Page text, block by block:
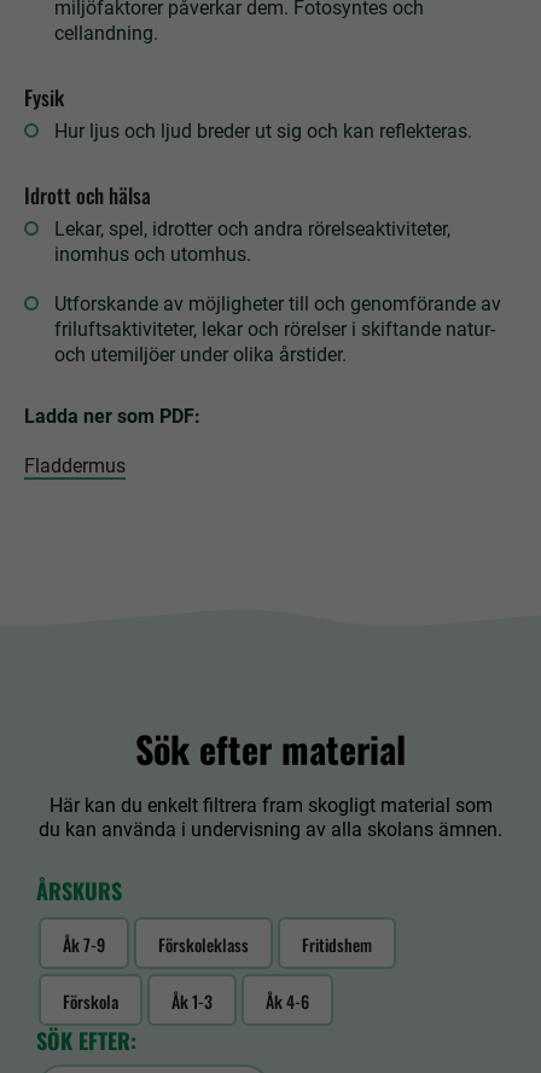
miljöfaktorer påverkar dem. Fotosyntes och
cellandning.
Fysik
Hur ljus och ljud breder ut sig och kan reflekteras.
Idrott och hälsa
Lekar, spel, idrotter och andra rörelseaktiviteter,
inomhus och utomhus.
Utforskande av möjligheter till och genomförande av
friluftsaktiviteter, lekar och rörelser i skiftande natur-
och utemiljöer under olika årstider.
Ladda ner som PDF:
Fladdermus
Sök efter material
Här kan du enkelt filtrera fram skogligt material som
du kan använda i undervisning av alla skolans ämnen.
ÅRSKURS
Åk 7-9 Förskoleklass Fritidshem
Förskola Åk 1-3 Åk 4-6
SÖK EFTER: